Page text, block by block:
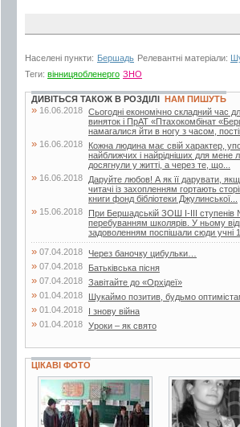
Населені пункти: Бершадь Релевантні матеріали:
Теги: вінницяобленерго ЗНО
ДИВІТЬСЯ ТАКОЖ В РОЗДІЛІ НАМ ПИШУТЬ
» 16.06.2018 Сьогодні економічно складний час
виняток і ПрАТ «Птахокомбінат
намагалися йти в ногу з часом,
» 16.06.2018
Кожна людина має свій характер,
найближчих і найрідніших для мене
досягнули у житті, а через те, що...
» 16.06.2018
Даруйте любов! А як її дарувати,
читачі із захопленням гортають
книги фонд бібліотеки Джулинської...
» 15.06.2018
При Бершадській ЗОШ І-ІІІ
перебуванням школярів. У ньому
задоволенням поспішали сюди учні
» 07.04.2018 Через баночку цибульки…
» 07.04.2018 Батьківська пісня
» 07.04.2018 Завітайте до «Орхідеї»
» 01.04.2018 Шукаймо позитив, будьмо
» 01.04.2018 І знову війна
» 01.04.2018 Уроки – як свято
ЦІКАВІ ФОТО
3 фото 3 фото